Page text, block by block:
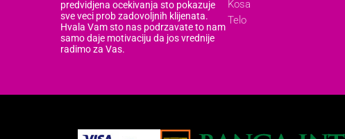
predvidjena ocekivanja sto pokazuje
sve veci prob zadovoljnih klijenata.
Hvala Vam sto nas podrzavate to nam
samo daje motivaciju da jos vrednije
radimo za Vas.
Kosa
Telo